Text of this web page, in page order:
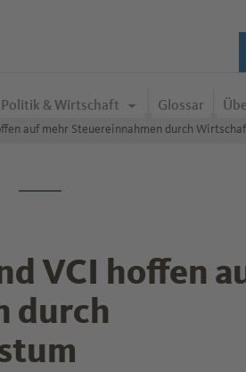
Politik & Wirtschaft Glossar
auf mehr Steuereinnahmen durch
VCI hoffen
durch